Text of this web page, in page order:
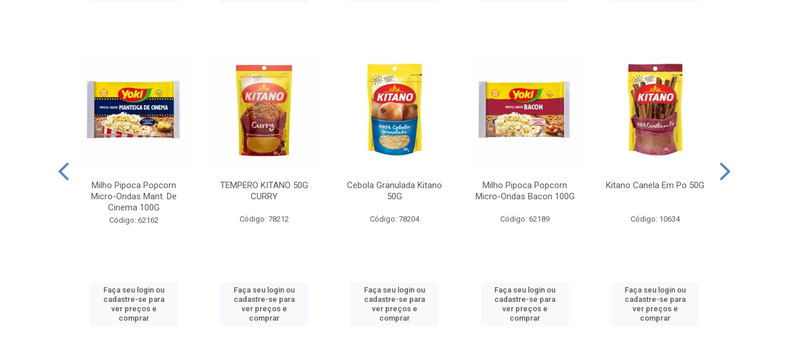
Milho Pipoca Popcorn
Micro-Ondas Mant. De
Cinema 100G
Código: 62162
Faça seu login ou
cadastre-se para
ver preços e
comprar
TEMPERO KITANO 50G
CURRY
Código: 78212
Faça seu login ou
cadastre-se para
ver preços e
comprar
Cebola Granulada Kitano
50G
Código: 78204
Faça seu login ou
cadastre-se para
ver preços e
comprar
Milho Pipoca Popcorn
Micro-Ondas Bacon 100G
Código: 62189
Faça seu login ou
cadastre-se para
ver preços e
comprar
Kitano Canela Em Po 50G
Código: 10634
Faça seu login ou
cadastre-se para
ver preços e
comprar